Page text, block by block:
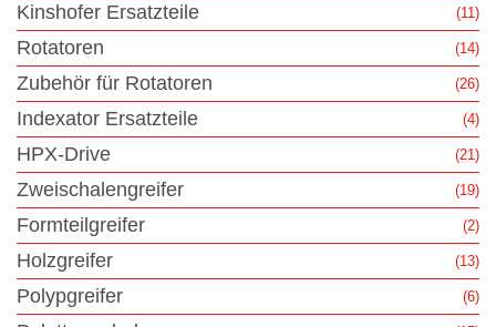
Kinshofer Ersatzteile (11)
Rotatoren (14)
Zubehör für Rotatoren (26)
Indexator Ersatzteile (4)
HPX-Drive (21)
Zweischalengreifer (19)
Formteilgreifer (2)
Holzgreifer (13)
Polypgreifer (6)